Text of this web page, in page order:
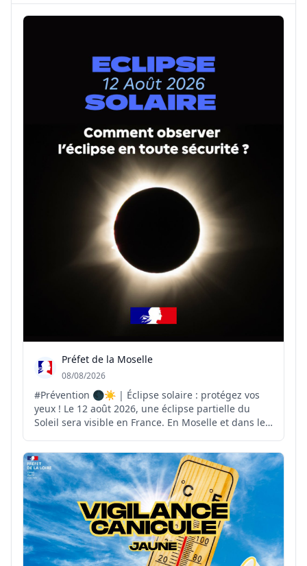
Préfet de la Moselle
08/08/2026
#Prévention 🌑☀️ | Éclipse solaire : protégez vos
yeux ! Le 12 août 2026, une éclipse partielle du
Soleil sera visible en France. En Moselle et dans le
atteindre environ 70 %. ⚠️ Pour observer ce
phénomène en toute sécurité, il est indispensable
d'util...